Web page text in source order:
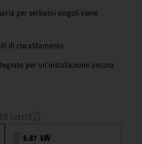
per serbatoi singoli viene
di riscaldamento
per un'installazione ancora
14511)
6,87 kW